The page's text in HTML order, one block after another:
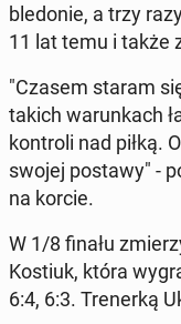
ble­do­nie, a trzy
11 lat temu i także
"Czasem staram
takich wa­run­kach
kon­tro­li nad piłką.
swojej postawy" -
na korcie.
W 1/8 finału
Kostiuk, która
6:4, 6:3. Tre­ner­ką